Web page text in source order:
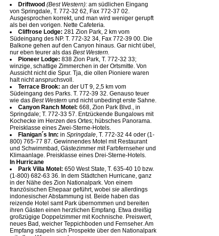
Driftwood (Best Western): am südlichen Eingang
von Springdale, T. 772-32 62, Fax 772-37 02.
Ausgesprochen korrekt, und man wird weniger gerupft
als bei den vorigen. Nette Cafeteria.
Cliffrose Lodge: 281 Zion Park, 2 km vom
Südeingang des NP. T. 772-32 34, Fax 772-39 00. Die
Balkone gehen auf den Canyon hinaus. Gar nicht übel,
nur eben teurer als das Best Western.
Pioneer Lodge: 838 Zion Park, T. 772-32 33;
winzige, schattige Zimmerchen in der Ortsmitte. Von
Aussicht nicht die Spur. Tja, die ollen Pioniere waren
halt nicht anspruchsvoll.
Terrace Brook: an der UT 9, 2,5 km vom
Südeingang des Parks. T. 772-39 32. Genauso teuer
wie das Best Western und nicht unbedingt erste Sahne.
Canyon Ranch Motel: 668, Zion Park Blvd., in
Springdale; T. 772-33 57. Entzückende Bungalows mit
Kochecke im Herzen des Ortes; hübsches Panorama.
Preisklasse eines Zwei-Sterne-Hotels.
Flanigan´s Inn: in Springdale , T. 772-32 44 oder (1-
800) 765-77 87. Gewinnendes Motel mit Restaurant
und Schwimmbad, Gästezimmer mit Farbfernseher und
Klimaanlage. Preisklasse eines Drei-Sterne-Hotels.
In Hurricane
Park Villa Motel: 650 West State, T. 635-40 10 bzw.
(1-800) 682-63 36. In dem Städtchen Hurricane, ganz
in der Nähe des Zion Nationalpark. Von einem
französischen Ehepaar geführt, wobei sie allerdings
indonesischer Abstammung ist. Beide haben das
reizende Hotel samt Park übernommen und bereiten
ihren Gästen einen herzlichen Empfang. Etwa dreißig
großzügige Doppelzimmer mit Kochnische. Preiswert,
neues Bad, weicher Teppichboden und Fernseher. Am
Empfang stapeln sich Prospekte über den Nationalpark